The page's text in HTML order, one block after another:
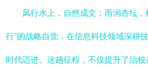
风行水上，自然成文；雨润杏坛
行”的战略自觉，在信息科技领域深耕
时代迈进。这趟征程，不仅提升了治